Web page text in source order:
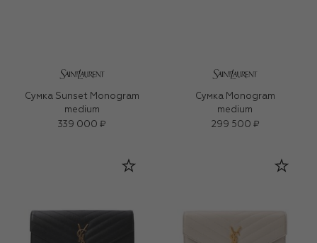
Сумка Sunset Monogram
medium
339 000 ₽
Сумка Monogram
medium
299 500 ₽